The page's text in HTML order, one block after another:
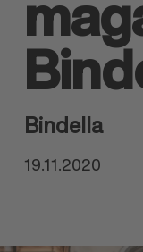
Bindella
19.11.2020